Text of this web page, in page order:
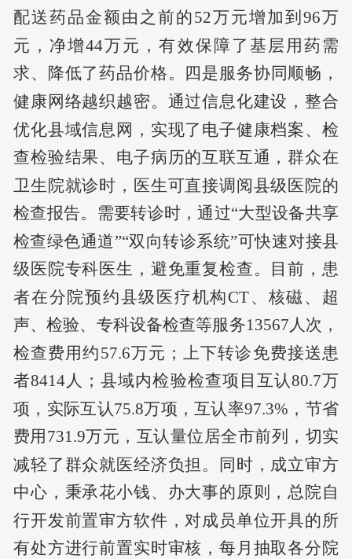
配送药品金额由之前的52万元增加到96万
元，净增44万元，有效保障了基层用药需
求、降低了药品价格。 四是服务协同顺畅，
健康网络越织越密。通过信息化建设，整合
优化县域信息网，实现了电子健康档案、检
查检验结果、电子病历的互联互通，群众在
卫生院就诊时，医生可直接调阅县级医院的
检查报告。需要转诊时，通过“大型设备共享
检查绿色通道”“双向转诊系统”可快速对接县
级医院专科医生，避免重复检查。目前，患
者在分院预约县级医疗机构CT、核磁、超
声、检验、专科设备检查等服务13567人次，
检查费用约57.6万元；上下转诊免费接送患
者8414人；县域内检验检查项目互认80.7万
项，实际互认75.8万项，互认率97.3%，节省
费用731.9万元，互认量位居全市前列，切实
减轻了群众就医经济负担。同时，成立审方
中心，秉承花小钱、办大事的原则，总院自
行开发前置审方软件，对成员单位开具的所
有处方进行前置实时审核，每月抽取各分院